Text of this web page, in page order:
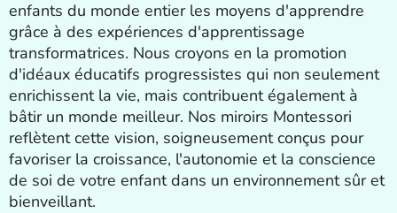
enfants du monde entier les moyens d'apprendre
grâce à des expériences d'apprentissage
transformatrices. Nous croyons en la promotion
d'idéaux éducatifs progressistes qui non seulement
enrichissent la vie, mais contribuent également à
bâtir un monde meilleur. Nos miroirs Montessori
reflètent cette vision, soigneusement conçus pour
favoriser la croissance, l'autonomie et la conscience
de soi de votre enfant dans un environnement sûr et
bienveillant.